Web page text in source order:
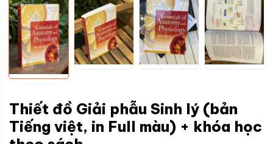
Thiết đồ Giải phẫu Sinh lý (bản
Tiếng việt, in Full màu) + khóa học